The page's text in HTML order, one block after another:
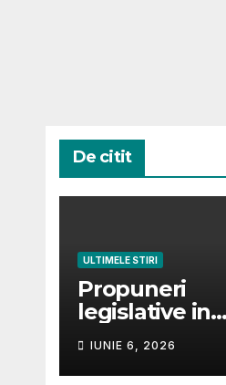
De citit
ULTIMELE STIRI
Propuneri
legislative in
dezbatere
Sursa
IUNIE 6, 2026